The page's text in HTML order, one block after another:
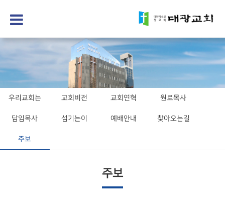
우리교회는 교회비전 교회연혁 원로목사
담임목사 섬기는이 예배안내 찾아오는길
주보
주보